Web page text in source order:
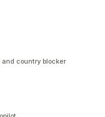
and country blocker